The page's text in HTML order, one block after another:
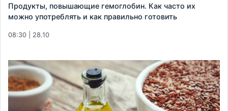
Продукты, повышающие гемоглобин. Как часто их
можно употреблять и как правильно готовить
08:30 | 28.10